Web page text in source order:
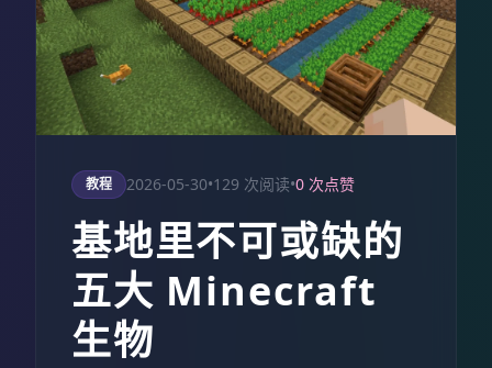
教程 2026-05-30•129 次阅读•0 次点赞
基地里不可或缺的
五大 Minecraft
生物